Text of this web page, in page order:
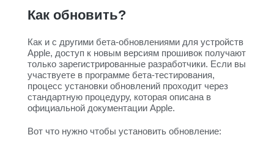
Как обновить?
Как и с другими бета-обновлениями для устройств
Apple, доступ к новым версиям прошивок получают
только зарегистрированные разработчики. Если вы
участвуете в программе бета-тестирования,
процесс установки обновлений проходит через
стандартную процедуру, которая описана в
официальной документации Apple.
Вот что нужно чтобы установить обновление: